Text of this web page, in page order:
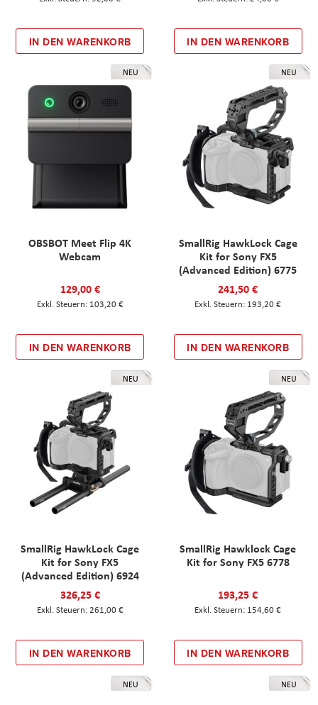
IN DEN WARENKORB IN DEN WARENKORB
NEU
OBSBOT Meet Flip 4K
Webcam
129,00 €
103,20 €
IN DEN WARENKORB
NEU
SmallRig HawkLock Cage
Kit for Sony FX5
(Advanced Edition) 6775
241,50 €
193,20 €
IN DEN WARENKORB
NEU
SmallRig HawkLock Cage
Kit for Sony FX5
(Advanced Edition) 6924
326,25 €
261,00 €
IN DEN WARENKORB
NEU
SmallRig Hawklock Cage
Kit for Sony FX5 6778
193,25 €
154,60 €
IN DEN WARENKORB
NEU NEU